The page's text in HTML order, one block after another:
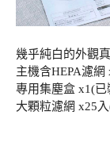
幾乎純白的外觀
主機含HEPA濾
專用集塵盒 x1(
大顆粒濾網 x25